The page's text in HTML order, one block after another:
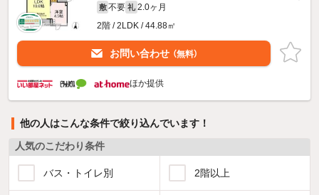
敷 不要 礼 2.0ヶ月
2階 / 2LDK / 44.88㎡
お問い合わせ （無料）
ほか提供
他の人はこんな条件で絞り込んでいます！
人気のこだわり条件
バス・トイレ別 2階以上